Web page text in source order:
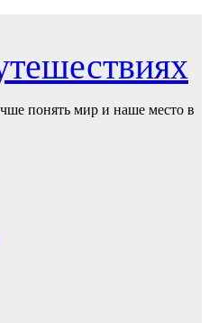
понять мир и наше место в